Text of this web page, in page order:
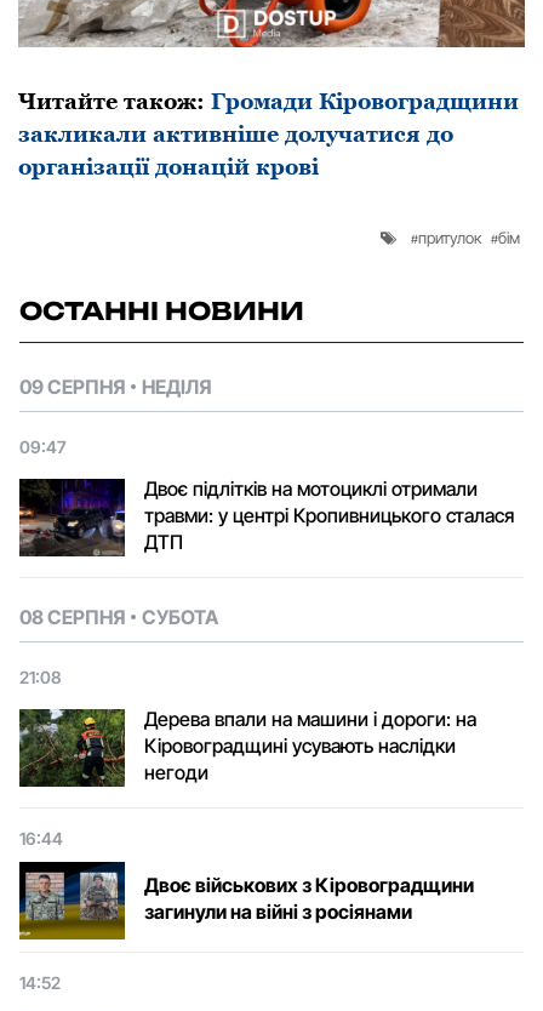
Читайте також: Громади Кіровоградщини
закликали активніше долучатися до
організації донацій крові
притулок бім
ОСТАННІ НОВИНИ
09 СЕРПНЯ НЕДІЛЯ
09:47
Двоє підлітків на мотоциклі отримали
травми: у центрі Кропивницького сталася
ДТП
08 СЕРПНЯ СУБОТА
21:08
Дерева впали на машини і дороги: на
Кіровоградщині усувають наслідки
негоди
16:44
Двоє військових з Кіровоградщини
загинули на війні з росіянами
14:52